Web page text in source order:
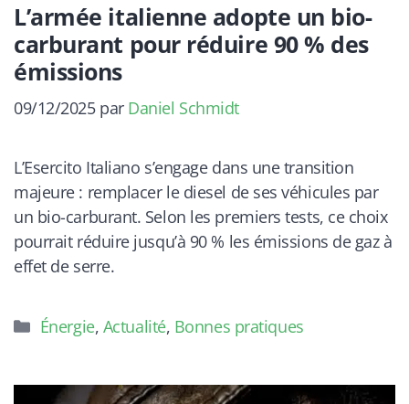
L’armée italienne adopte un bio-
carburant pour réduire 90 % des
émissions
09/12/2025 par Daniel Schmidt
L’Esercito Italiano s’engage dans une transition
majeure : remplacer le diesel de ses véhicules par
un bio-carburant. Selon les premiers tests, ce choix
pourrait réduire jusqu’à 90 % les émissions de gaz à
effet de serre.
Catégories
Énergie, Actualité, Bonnes pratiques